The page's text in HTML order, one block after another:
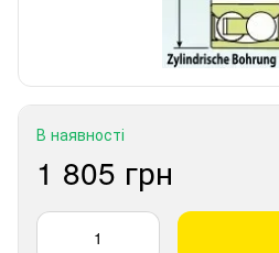
В наявності
1 805 грн